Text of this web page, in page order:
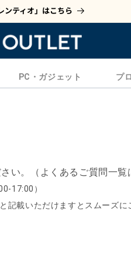
ンティオ」はこちら
PC・ガジェット プ
い。（よくあるご質問一覧
17:00）
載いただけますとスムーズに